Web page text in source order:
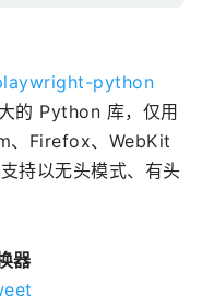
python
的 Python 库，仅用
、Firefox、WebKit
持以无头模式、有头
器